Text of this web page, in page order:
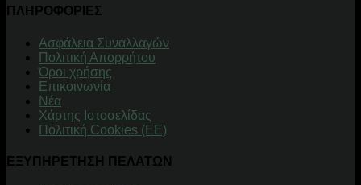
ΠΛΗΡΟΦΟΡΙΕΣ
Aσφάλεια Συναλλαγών
Πολιτική Απορρήτου
Όροι χρήσης
Επικοινωνία
Νέα
Χάρτης Ιστοσελίδας
Πολιτική Cookies (ΕΕ)
ΕΞΥΠΗΡΕΤΗΣΗ ΠΕΛΑΤΩΝ